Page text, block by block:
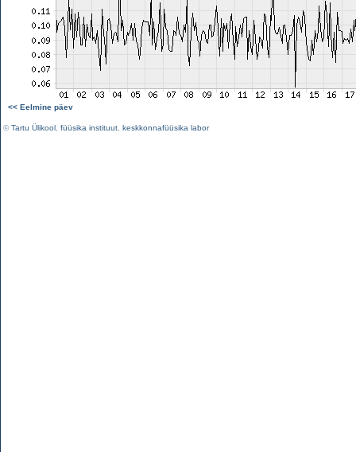
<< Eelmine päev
©Tartu Ülikool füüsika instituut keskkonnafüüsika labor